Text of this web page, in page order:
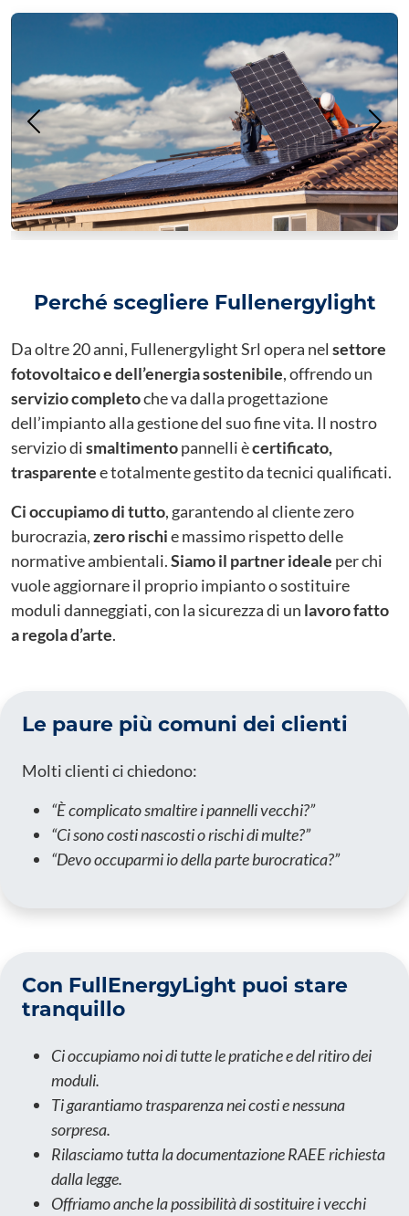
Precedente
Perché scegliere Fullenergylight
Da oltre 20 anni, Fullenergylight Srl opera nel settore
fotovoltaico e dell’energia sostenibile, offrendo un
servizio completoche va dalla progettazione
dell’impianto alla gestione del suo fine vita. Il nostro
servizio dismaltimentopannelli ècertificato,
trasparentee totalmente gestito da tecnici qualificati.
Ci occupiamo di tutto, garantendo al cliente zero
burocrazia,zero rischie massimo rispetto delle
normative ambientali.Siamo il partner ideale per chi
vuole aggiornare il proprio impianto o sostituire
moduli danneggiati, con la sicurezza di un lavoro fatto
a regola d’arte.
Le paure più comuni dei clienti
Molti clienti ci chiedono:
“È complicato smaltire i pannelli vecchi?”
“Ci sono costi nascosti o rischi di multe?”
“Devo occuparmi io della parte burocratica?”
Con FullEnergyLight puoi stare
tranquillo
Ci occupiamo noi di tutte le pratiche e del ritiro dei
moduli.
Ti garantiamo trasparenza nei costi e nessuna
sorpresa.
Rilasciamo tutta la documentazione RAEE richiesta
dalla legge.
Offriamo anche la possibilità di sostituire i vecchi